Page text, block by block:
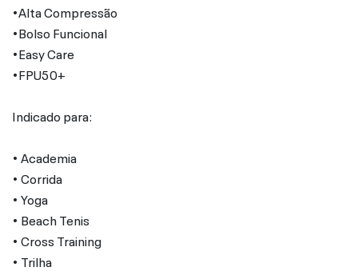
•Alta Compressão
•Bolso Funcional
•Easy Care
•FPU50+
Indicado para:
• Academia
• Corrida
• Yoga
• Beach Tenis
• Cross Training
• Trilha